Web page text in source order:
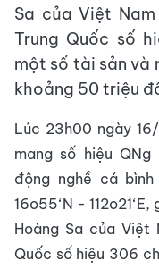
Sa của Việt
Trung Quốc số
một số tài sản và
khoảng 50 triệu
Lúc 23h00 ngày
mang số hiệu
động nghề cá
16o55‘N -
Hoàng Sa của Việt
Quốc số hiệu 306